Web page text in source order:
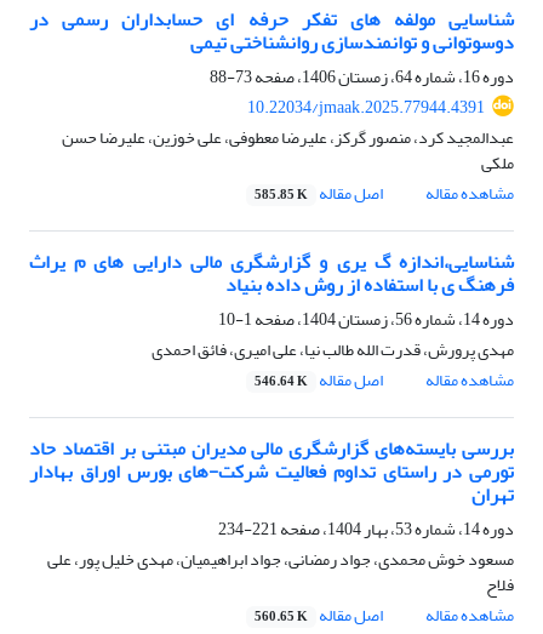
شناسایی مولفه های تفکر حرفه ای حسابداران رسمی در
دوسوتوانی و توانمندسازی روانشناختی تیمی
دوره 16، شماره 64، زمستان 1406، صفحه
73-88
10.22034/jmaak.2025.77944.4391
عبدالمجید کرد، منصور گرکز، علیرضا معطوفی، علی خوزین، علیرضا حسن
ملکی
مشاهده مقاله
اصل مقاله 585.85 K
شناسایی،اندازه گ یری و گزارشگری مالی دارایی های م یراث
فرهنگ ی با استفاده از روش داده بنیاد
دوره 14، شماره 56، زمستان 1404، صفحه
1-10
مهدی پرورش، قدرت الله طالب نیا، علی امیری، فائق احمدی
مشاهده مقاله
اصل مقاله 546.64 K
بررسی بایسته‌های گزارشگری مالی مدیران مبتنی بر اقتصاد حاد
تورمی در راستای تداوم فعالیت شرکت-های بورس اوراق بهادار
تهران
دوره 14، شماره 53، بهار 1404، صفحه
221-234
مسعود خوش محمدی، جواد رمضانی، جواد ابراهیمیان، مهدی خلیل پور، علی
فلاح
مشاهده مقاله
اصل مقاله 560.65 K